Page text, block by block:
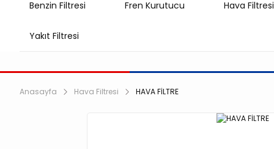
Benzin Filtresi Fren Kurutucu Hava Filtresi
Yakıt Filtresi
Anasayfa Hava Filtresi HAVA FİLTRE